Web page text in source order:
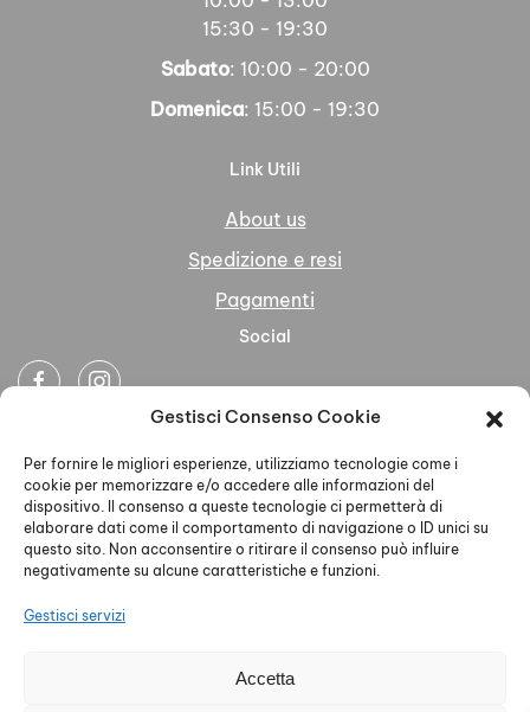
Gestisci Consenso Cookie
Per fornire le migliori esperienze, utilizziamo tecnologie come i
cookie per memorizzare e/o accedere alle informazioni del
dispositivo. Il consenso a queste tecnologie ci permetterà di
elaborare dati come il comportamento di navigazione o ID unici su
questo sito. Non acconsentire o ritirare il consenso può influire
negativamente su alcune caratteristiche e funzioni.
Gestisci servizi
Accetta
15:30 - 19:30
Sabato: 10:00 - 20:00
Domenica: 15:00 - 19:30
Link Utili
About us
Spedizione e resi
Pagamenti
Social